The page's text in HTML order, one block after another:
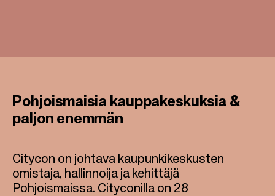
Pohjoismaisia kauppakeskuksia &
paljon enemmän
Citycon on johtava kaupunkikeskusten
omistaja, hallinnoija ja kehittäjä
Pohjoismaissa. Cityconilla on 28